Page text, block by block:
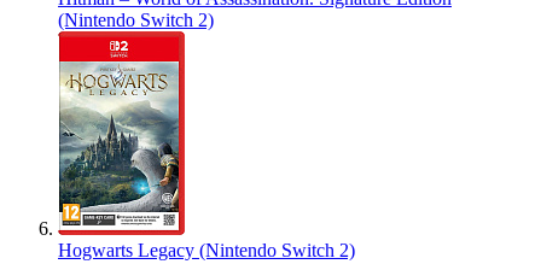
(Nintendo Switch 2)
Hogwarts Legacy (Nintendo Switch 2)